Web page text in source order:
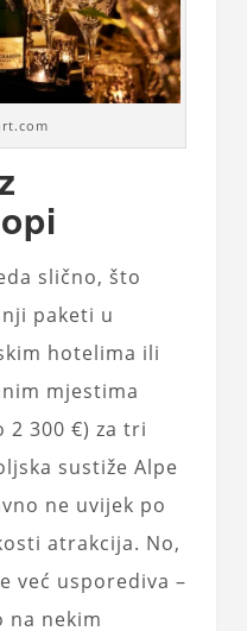
slično, što
paketi u
hotelima ili
mjestima
2 300 €) za tri
sustiže Alpe
ne uvijek po
atrakcija. No,
već usporediva –
na nekim